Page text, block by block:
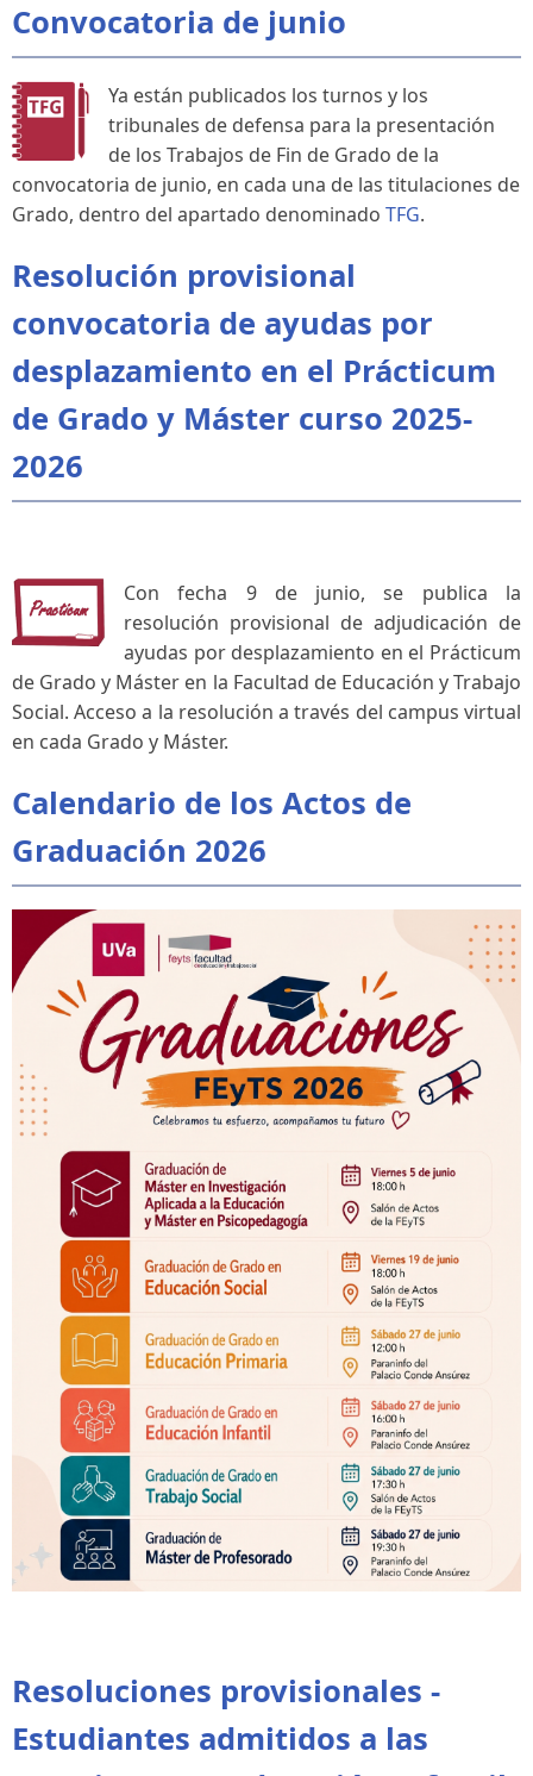
Convocatoria de junio
Ya están publicados los turnos y los
tribunales de defensa para la presentación
de los Trabajos de Fin de Grado de la
convocatoria de junio, en cada una de las titulaciones de
Grado, dentro del apartado denominado TFG.
Resolución provisional
convocatoria de ayudas por
desplazamiento en el Prácticum
de Grado y Máster curso 2025-
2026
Con fecha 9 de junio, se publica la
resolución provisional de adjudicación de
ayudas por desplazamiento en el Prácticum
de Grado y Máster en la Facultad de Educación y Trabajo
Social. Acceso a la resolución a través del campus virtual
en cada Grado y Máster.
Calendario de los Actos de
Graduación 2026
Resoluciones provisionales -
Estudiantes admitidos a las